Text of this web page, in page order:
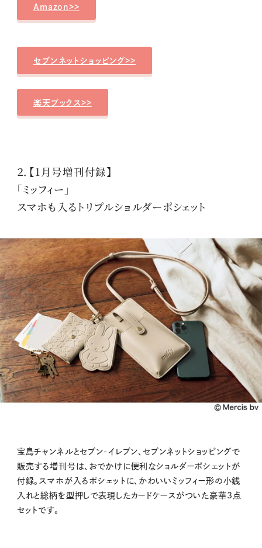
Amazon>>
セブンネットショッピング>>
楽天ブックス>>
２．【1月号増刊付録】
「ミッフィー」
スマホも入るトリプルショルダーポシェット
宝島チャンネルとセブン‐イレブン、セブンネットショッピングで
販売する増刊号は、おでかけに便利なショルダーポシェットが
付録。スマホが入るポシェットに、かわいいミッフィー形の小銭
入れと総柄を型押しで表現したカードケースがついた豪華3点
セットです。